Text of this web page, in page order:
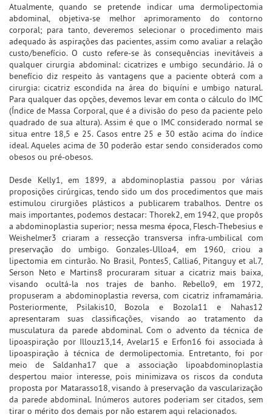
Atualmente, quando se pretende indicar uma dermolipectomia
abdominal, objetiva-se melhor aprimoramento do contorno
corporal; para tanto, deveremos selecionar o procedimento mais
adequado às aspirações das pacientes, assim como avaliar a relação
custo/benefício. O custo refere-se às consequências inevitáveis a
qualquer cirurgia abdominal: cicatrizes e umbigo secundário. Já o
benefício diz respeito às vantagens que a paciente obterá com a
cirurgia: cicatriz escondida na área do biquíni e umbigo natural.
Para qualquer das opções, devemos levar em conta o cálculo do IMC
(Índice de Massa Corporal, que é a divisão do peso da paciente pelo
quadrado de sua altura). Assim é que o IMC considerado normal se
situa entre 18,5 e 25. Casos entre 25 e 30 estão acima do índice
ideal. Aqueles acima de 30 poderão estar sendo considerados como
obesos ou pré-obesos.
Desde Kelly1, em 1899, a abdominoplastia passou por várias
proposições cirúrgicas, tendo sido um dos procedimentos que mais
estimulou cirurgiões plásticos a publicarem trabalhos. Dentre os
mais importantes, podemos destacar: Thorek2, em 1942, que propôs
a abdominoplastia superior; nessa mesma época, Flesch-Thebesius e
Weishelmer3 criaram a ressecção transversa infra-umbilical com
preservação do umbigo. Gonzales-Ulloa4, em 1960, criou a
lipectomia em cinturão. No Brasil, Pontes5, Callia6, Pitanguy et al.7,
Serson Neto e Martins8 procuraram situar a cicatriz mais baixa,
visando ocultá-la nos trajes de banho. Rebello9, em 1972,
propuseram a abdominoplastia reversa, com cicatriz inframamária.
Posteriormente, Psilakis10, Bozola e Bozola11 e Nahas12
apresentaram suas classificações, visando ao tratamento da
musculatura da parede abdominal. Com o advento da técnica de
lipoaspiração por Illouz13,14, Avelar15 e Erfon16 foi associada à
lipoaspiração à técnica de dermolipectomia. Entretanto, foi por
meio de Saldanha17 que a associação lipoabdominoplastia
despertou maior interesse, pois minimizava os riscos da conduta
proposta por Matarasso18, visando à preservação da vascularização
da parede abdominal. Inúmeros autores poderiam ser citados, sem
tirar o mérito dos demais por não estarem aqui relacionados.